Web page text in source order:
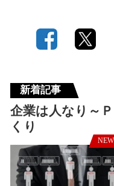
新着記事
企業は人なり～
くり
NEW